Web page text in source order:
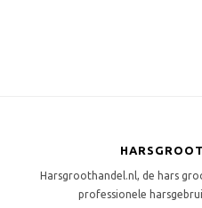
Harsgroothandel.nl, de hars
professionele